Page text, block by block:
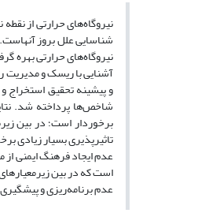
نیروگاه‌های حرارتی از
شناسایی علل بروز
و پیشینه تحقیق استخراج
شاخص‌ها پرداخته شد.
برخوردار است؛ در بین
تاثیرپذیری بسیار زیادی
عدم ایجاد فرهنگ ایمنی از
است که در بین
عدم برنامه‌ریزی و